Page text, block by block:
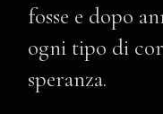
fosse e dopo
ogni tipo di
speranza.